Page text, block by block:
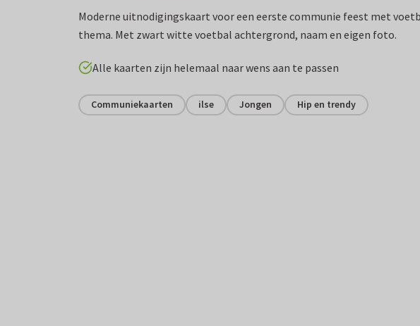
Moderne uitnodigingskaart voor een eerste communie feest met
thema. Met zwart witte voetbal achtergrond, naam en eigen foto.
Alle kaarten zijn helemaal naar wens aan te passen
Communiekaarten ilse Jongen Hip en trendy